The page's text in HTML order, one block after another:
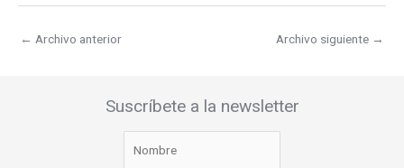
← Archivo anterior Archivo siguiente →
Suscríbete a la newsletter